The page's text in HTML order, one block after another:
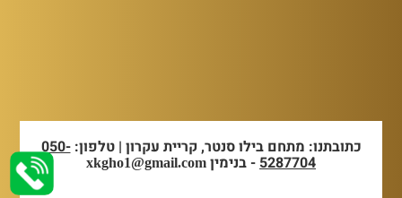
כתובתנו: מתחם בילו סנטר, קריית עקרון | טלפון:050-
5287704- בנימין xkgho1@gmail.com